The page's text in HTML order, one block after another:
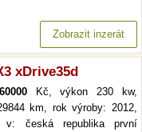
Zobrazit inzerát
xDrive35d
Kč, výkon 230 kw,
km, rok výroby: 2012,
v: česká republika první